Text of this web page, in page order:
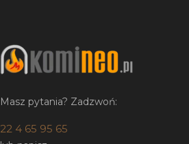
Masz pytania? Zadzwoń:
22 4 65 95 65